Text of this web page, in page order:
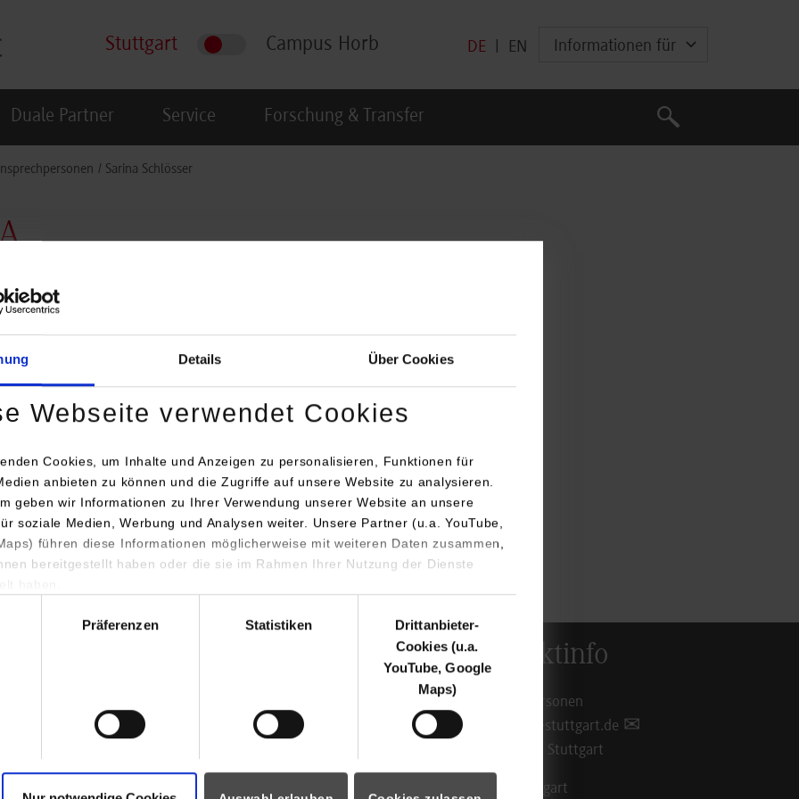
Details Über Cookies
Webseite verwendet Cookies
Cookies, um Inhalte und Anzeigen zu personalisieren, Funktionen für
anbieten zu können und die Zugriffe auf unsere Website zu analysieren.
geben wir Informationen zu Ihrer Verwendung unserer Website an unsere
soziale Medien, Werbung und Analysen weiter. Unsere Partner (u.a. YouTube,
führen diese Informationen möglicherweise mit weiteren Daten zusammen,
bereitgestellt haben oder die sie im Rahmen Ihrer Nutzung der Dienste
Präferenzen Statistiken
Drittanbieter-
Cookies (u.a.
YouTube, Google
Maps)
Stuttgart Campus Horb DE EN Informationen für
Duale Partner Service Forschung & Transfer
Suche
Suche
Sarina Schlösser
im Auslandsamt
133
1.10
Stuttgart
1849-591
stuttgart.de
moodle
Intranet / Sharepoint
Kontaktinfo
Ansprechpersonen
info@dhbw-stuttgart.de
Standorte in Stuttgart
DHBW Stuttgart